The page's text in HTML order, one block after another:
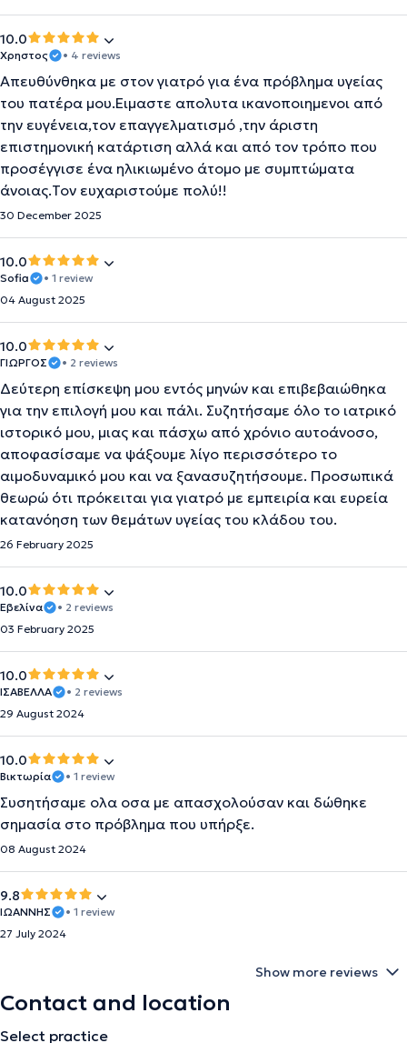
10.0
Χρηστος • 4 reviews
Απευθύνθηκα με στον γιατρό για ένα πρόβλημα υγείας
του πατέρα μου.Ειμαστε απολυτα ικανοποιημενοι από
την ευγένεια,τον επαγγελματισμό ,την άριστη
επιστημονική κατάρτιση αλλά και από τον τρόπο που
προσέγγισε ένα ηλικιωμένο άτομο με συμπτώματα
άνοιας.Τον ευχαριστούμε πολύ!!
30 December 2025
10.0
Sofia
• 1 review
04 August 2025
10.0
ΓΙΩΡΓΟΣ • 2 reviews
Δεύτερη επίσκεψη μου εντός μηνών και επιβεβαιώθηκα
για την επιλογή μου και πάλι. Συζητήσαμε όλο το ιατρικό
ιστορικό μου, μιας και πάσχω από χρόνιο αυτοάνοσο,
αποφασίσαμε να ψάξουμε λίγο περισσότερο το
αιμοδυναμικό μου και να ξανασυζητήσουμε. Προσωπικά
θεωρώ ότι πρόκειται για γιατρό με εμπειρία και ευρεία
κατανόηση των θεμάτων υγείας του κλάδου του.
26 February 2025
10.0
Εβελίνα
• 2 reviews
03 February 2025
10.0
ΙΣΑΒΕΛΛΑ
• 2 reviews
29 August 2024
10.0
Βικτωρία • 1 review
Συσητήσαμε ολα οσα με απασχολούσαν και δώθηκε
σημασία στο πρόβλημα που υπήρξε.
08 August 2024
9.8
ΙΩΑΝΝΗΣ
• 1 review
27 July 2024
Show more reviews
Contact and location
Select practice